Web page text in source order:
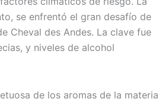
se enfrentó el gran desafío de
Cheval des Andes. La clave fue
y niveles de alcohol
de los aromas de la materia